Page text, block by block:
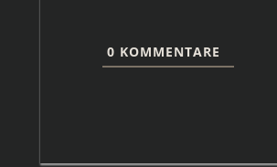
0 KOMMENTARE